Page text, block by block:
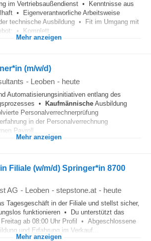
im Vertriebsaußendienst • Kenntnisse aus
• Eigenverantworliche Arbeitsweise
technische Ausbildung • Fit im Umgang mit
• Komplett...
Mehr anzeigen
(m/w/d)
- Leoben - heute
Automatisierungsinitiativen entlang des
•
Kaufmännische Ausbildung
Personalverrechnerprüfung
in der Personalverrechnung
Payroll...
Mehr anzeigen
Filiale (w/m/d) Springer*in 8700
AG - Leoben - stepstone.at - heute
Tagesgeschäft in der Filiale und stellst sicher,
funktionieren • Du unterstützt das
ab 08:00 Uhr Profil • Abgeschlossene
und Erfahrung im Verkauf...
Mehr anzeigen